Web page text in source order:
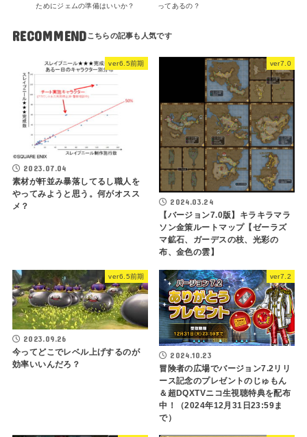
ためにジェムの準備はいいか？
ってあるの？
RECOMMEND
ver6.5前期
2023.07.04
素材が軒並み暴落してるし職人を
やってみようと思う。何がオスス
メ？
ver7.0
2024.03.24
【バージョン7.0版】キラキラマラ
ソン金策ルートマップ【ゼーラズ
マ鉱石、ガーデスの枝、光彩の
布、金色の雲】
ver6.5前期
2023.09.26
今ってどこでレベル上げするのが
効率いいんだろ？
ver7.2
2024.10.23
冒険者の広場でバージョン7.2リリ
ース記念のプレゼントのじゅもん
＆超DQXTVニコ生視聴特典を配布
中！（2024年12月31日23:59ま
で）